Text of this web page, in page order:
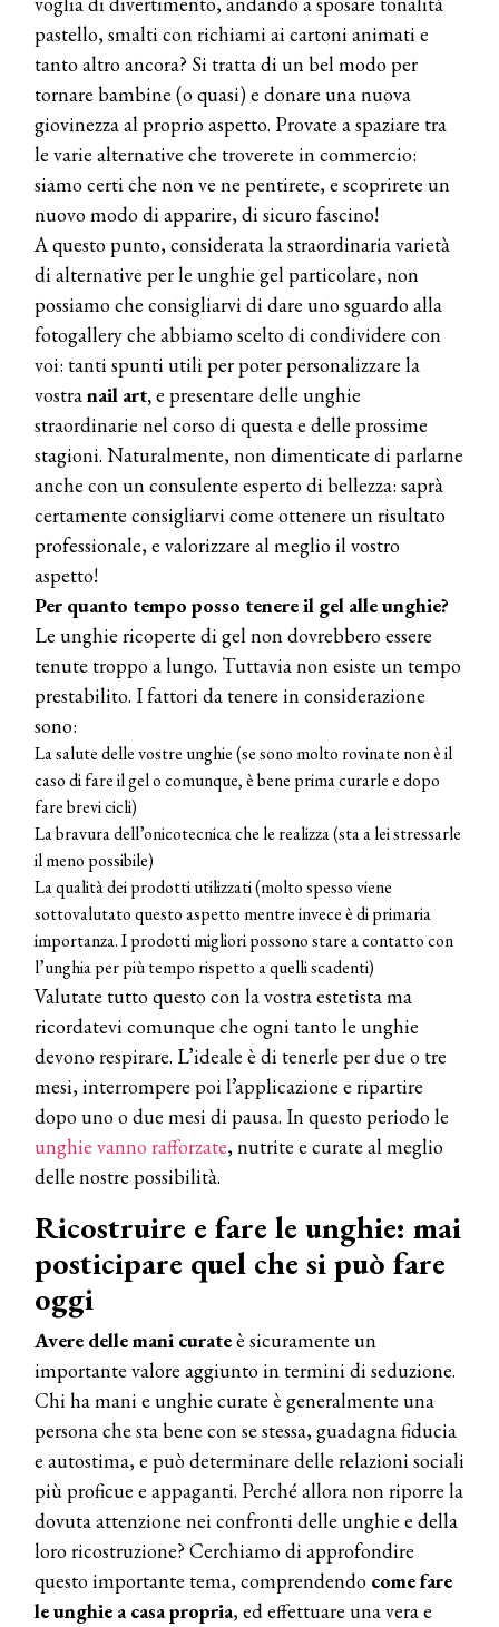
pastello, smalti con richiami ai cartoni animati e
tanto altro ancora? Si tratta di un bel modo per
tornare bambine (o quasi) e donare una nuova
giovinezza al proprio aspetto. Provate a spaziare tra
le varie alternative che troverete in commercio:
siamo certi che non ve ne pentirete, e scoprirete un
nuovo modo di apparire, di sicuro fascino!
A questo punto, considerata la straordinaria varietà
di alternative per le unghie gel particolare, non
possiamo che consigliarvi di dare uno sguardo alla
fotogallery che abbiamo scelto di condividere con
voi: tanti spunti utili per poter personalizzare la
vostranail art,e presentare delle unghie
straordinarie nel corso di questa e delle prossime
stagioni. Naturalmente, non dimenticate di parlarne
anche con un consulente esperto di bellezza: saprà
certamente consigliarvi come ottenere un risultato
professionale, e valorizzare al meglio il vostro
aspetto!
Per quanto tempo posso tenere il gel alle unghie?
Le unghie ricoperte di gel non dovrebbero essere
tenute troppo a lungo. Tuttavia non esiste un tempo
prestabilito. I fattori da tenere in considerazione
sono:
La salute delle vostre unghie (se sono molto rovinate non è il
caso di fare il gel o comunque, è bene prima curarle e dopo
fare brevi cicli)
La bravura dell’onicotecnica che le realizza (sta a lei stressarle
il meno possibile)
La qualità dei prodotti utilizzati (molto spesso viene
sottovalutato questo aspetto mentre invece è di primaria
importanza. I prodotti migliori possono stare a contatto con
l’unghia per più tempo rispetto a quelli scadenti)
Valutate tutto questo con la vostra estetista ma
ricordatevi comunque che ogni tanto le unghie
devono respirare. L’ideale è di tenerle per due o tre
mesi, interrompere poi l’applicazione e ripartire
dopo uno o due mesi di pausa. In questo periodo le
unghie vanno rafforzate, nutrite e curate al meglio
delle nostre possibilità.
Ricostruire e fare le unghie: mai
posticipare quel che si può fare
oggi
Avere delle mani curateè sicuramente un
importante valore aggiunto in termini di seduzione.
Chi ha mani e unghie curate è generalmente una
persona che sta bene con se stessa, guadagna fiducia
e autostima, e può determinare delle relazioni sociali
più proficue e appaganti. Perché allora non riporre la
dovuta attenzione nei confronti delle unghie e della
loro ricostruzione? Cerchiamo di approfondire
questo importante tema, comprendendo come fare
le unghie a casa propria, ed effettuare una vera e